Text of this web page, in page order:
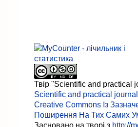
Твір "Scientific and practical
Scientific and practical
Creative Commons Із
Поширення На Тих Самих